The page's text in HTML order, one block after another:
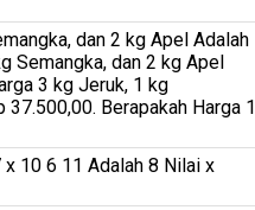
dan 2 kg Apel Adalah
Semangka, dan 2 kg Apel
3 kg Jeruk, 1 kg
Berapakah Harga 1
10 6 11 Adalah 8 Nilai x